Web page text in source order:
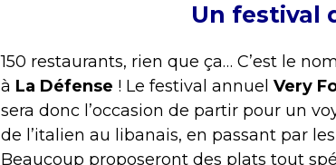
Un festival
150 restaurants, rien que ça… C’est le
à La Défense ! Le festival annuel Very
sera donc l’occasion de partir pour un
de l’italien au libanais, en passant par
Beaucoup proposeront des plats tout